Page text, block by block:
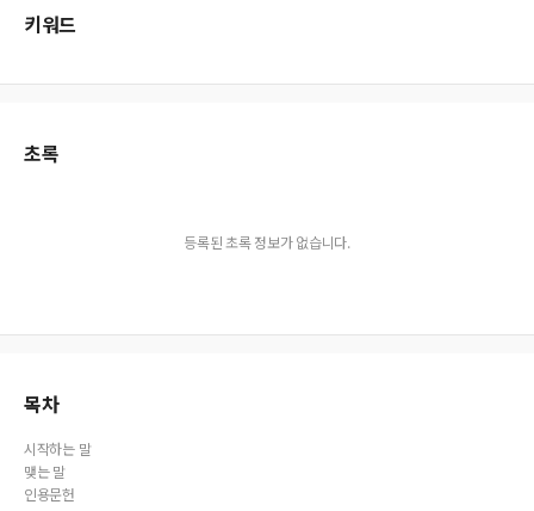
키워드
초록
등록된 초록 정보가 없습니다.
목차
시작하는 말
맺는 말
인용문헌